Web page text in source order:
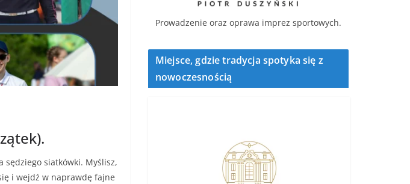
sędziego siatkówki. Myślisz,
i wejdź w naprawdę fajne
Prowadzenie oraz oprawa imprez sportowych.
Miejsce, gdzie tradycja spotyka się z
nowoczesnością